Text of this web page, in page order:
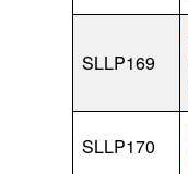
SLLP169
SLLP170